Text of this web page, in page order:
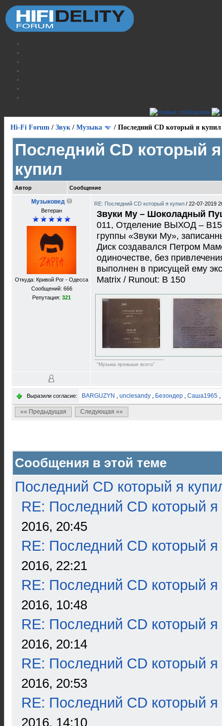
Hi-Fi Forum / Звук / Музыка / Последний CD который я купил
Последний CD который я
купил
Автор Сообщение
Музыковед
Ветеран
Откуда: Кривой Рог - Одесса
Сообщений: 666
Репутация: 321
RE: Последний CD который я купил / 22-07-2019
Звуки Му ‎– Шоколадный
011, Отделение ВЫХОД ‎–
группы «Звуки Му»,
Диск создавался Петром
одиночестве, без
выполнен в присущей ему
Matrix / Runout: В 150
"Музыка превыше всего"
Выразили согласие: BARGUZYN , unclesandy , Безондер , Саша1965 ,
«« Предыдущая Следующая »»
Сообщения в этой теме
Последний CD который я
RE: Последний CD который я
2016, 20:45
RE: Последний CD который я
2016, 22:21
RE: Последний CD который я
2016, 10:48
RE: Последний CD который я
2016, 20:14
RE: Последний CD который я
2016, 20:53
RE: Последний CD который я
2016, 14:10